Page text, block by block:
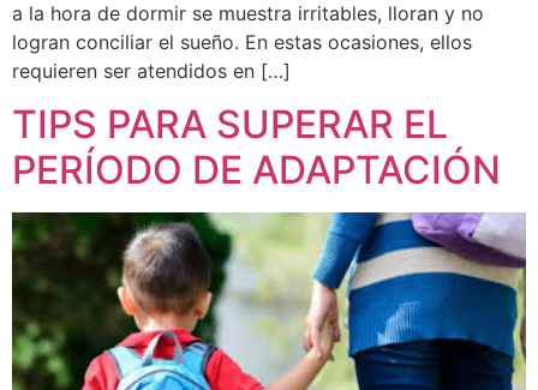
a la hora de dormir se muestra irritables, lloran y no
logran conciliar el sueño. En estas ocasiones, ellos
requieren ser atendidos en […]
TIPS PARA SUPERAR EL
PERÍODO DE ADAPTACIÓN